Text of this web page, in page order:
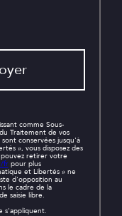
comme Sous-
Traitement de vos
conservées jusqu'à
», vous disposez des
pouvez retirer votre
frpour plus
et Libertés » ne
d'opposition au
le cadre de la
saisie libre.
s'appliquent.